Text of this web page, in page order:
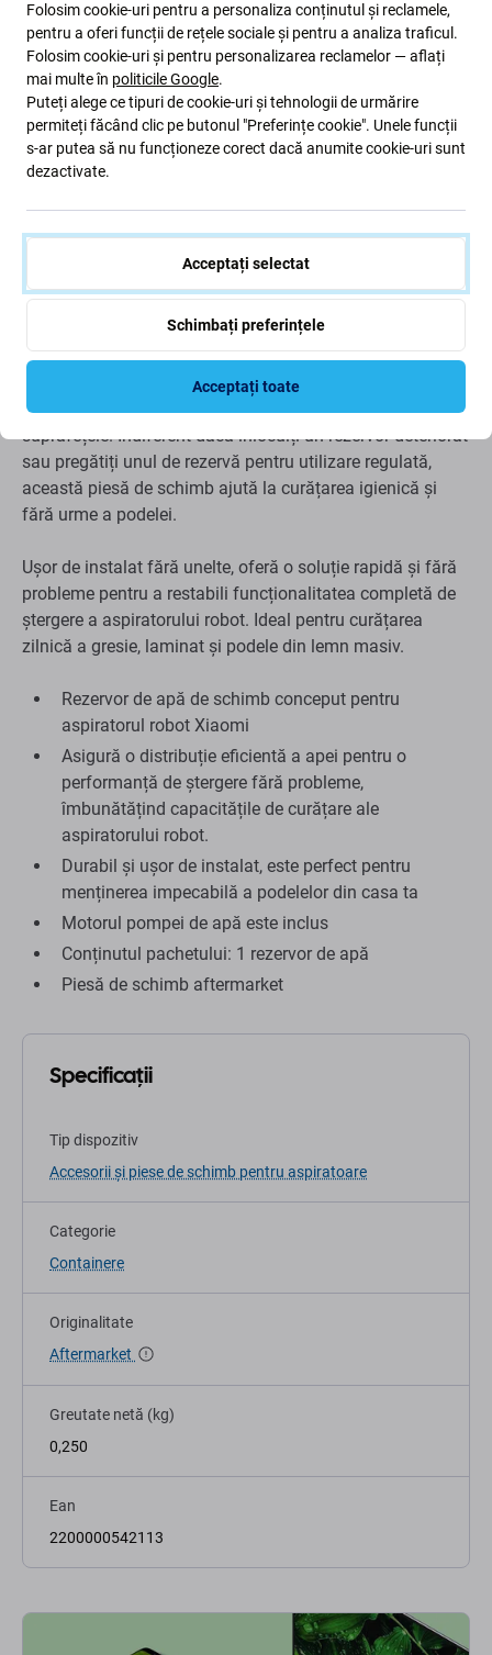
Aspirator robot Xiaomi Mi Mop 2 Pro+
(Mijia 1T) Rezervor de apă
înaltă calitate. Asigură distribuția apei în timpul ștergerii,
ajutând robotul să curețe mai eficient podelele dure.
Rezervorul de apă este fabricat din materiale durabile și
rezistente la scurgeri și include un suport sigur pentru
lavetă cu mop pentru a asigura un contact stabil cu
suprafețele. Indiferent dacă înlocuiți un rezervor deteriorat
sau pregătiți unul de rezervă pentru utilizare regulată,
această piesă de schimb ajută la curățarea igienică și
fără urme a podelei.
Ușor de instalat fără unelte, oferă o soluție rapidă și fără
probleme pentru a restabili funcționalitatea completă de
ștergere a aspiratorului robot. Ideal pentru curățarea
zilnică a gresie, laminat și podele din lemn masiv.
Rezervor de apă de schimb conceput pentru
aspiratorul robot Xiaomi
Asigură o distribuție eficientă a apei pentru o
performanță de ștergere fără probleme,
îmbunătățind capacitățile de curățare ale
aspiratorului robot.
Durabil și ușor de instalat, este perfect pentru
menținerea impecabilă a podelelor din casa ta
Motorul pompei de apă este inclus
Conținutul pachetului: 1 rezervor de apă
Piesă de schimb aftermarket
Specificații
Tip dispozitiv
Accesorii și piese de schimb pentru aspiratoare
Categorie
Containere
Originalitate
Aftermarket
Greutate netă (kg)
0,250
Ean
2200000542113
Folosim cookie-uri pentru a personaliza conținutul și reclamele,
pentru a oferi funcții de rețele sociale și pentru a analiza traficul.
Folosim cookie-uri și pentru personalizarea reclamelor — aflați
mai multe în politicile Google.
Puteți alege ce tipuri de cookie-uri și tehnologii de urmărire
permiteți făcând clic pe butonul "Preferințe cookie". Unele funcții
s-ar putea să nu funcționeze corect dacă anumite cookie-uri sunt
dezactivate.
Acceptați selectat
Schimbați preferințele
Acceptați toate